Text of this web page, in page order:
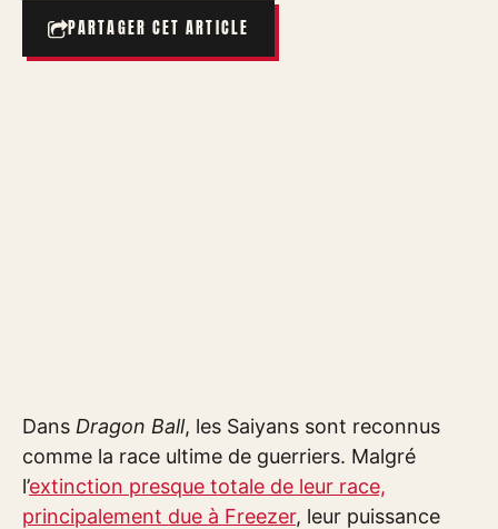
PARTAGER CET ARTICLE
Dans Dragon Ball, les Saiyans sont reconnus
comme la race ultime de guerriers. Malgré
l’extinction presque totale de leur race,
principalement due à Freezer, leur puissance